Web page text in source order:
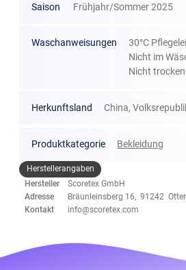
Saison Frühjahr/Sommer 2025
Waschanweisungen
30°C
Nicht im
Nicht
Herkunftsland China,
Produktkategorie Bekleidung
Herstellerangaben
Hersteller
Scoretex GmbH
Adresse
Bräunleinsberg 16, 91242
Kontakt
info@scoretex.com